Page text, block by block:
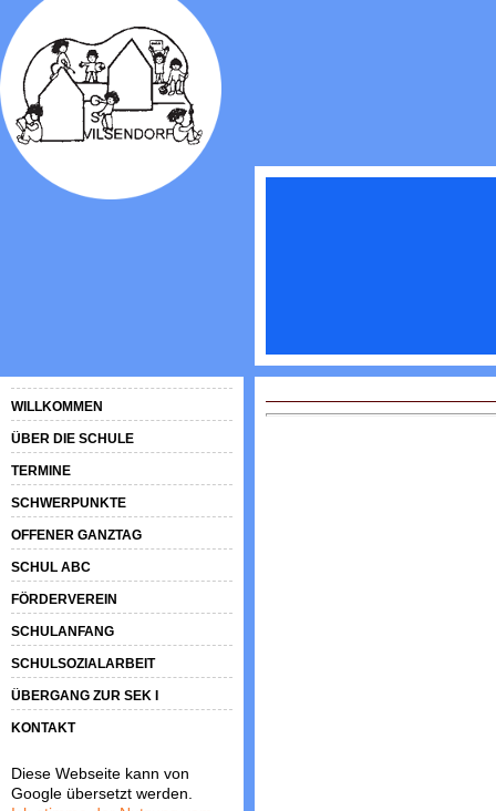
WILLKOMMEN
ÜBER DIE SCHULE
TERMINE
SCHWERPUNKTE
OFFENER GANZTAG
SCHUL ABC
FÖRDERVEREIN
SCHULANFANG
SCHULSOZIALARBEIT
ÜBERGANG ZUR SEK I
KONTAKT
Diese Webseite kann von
Google übersetzt werden.